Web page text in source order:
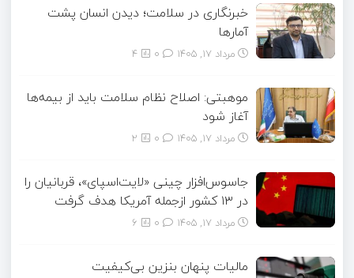
خبرنگاری در سلامت؛ دیدن انسان پشت
آمارها
مرداد ۱۷, ۱۴۰۵ 4
موهبتی: اصلاح نظام سلامت باید از بیمه‌ها
آغاز شود
مرداد ۱۷, ۱۴۰۵ 2
جاسوس‌افزار چینی «لایت‌اسپای»، قربانیان را
در ۱۳ کشور ازجمله آمریکا هدف گرفت
مرداد ۱۷, ۱۴۰۵ 6
مالیات پنهان بنزین بی‌کیفیت